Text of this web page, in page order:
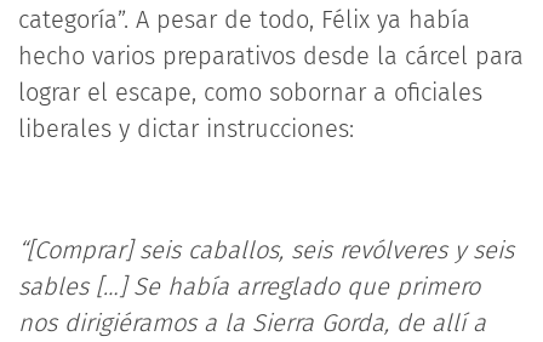
categoría”. A pesar de todo, Félix ya había
hecho varios preparativos desde la cárcel para
lograr el escape, como sobornar a oficiales
liberales y dictar instrucciones:
“[Comprar] seis caballos, seis revólveres y seis
sables […] Se había arreglado que primero
nos dirigiéramos a la Sierra Gorda, de allí a